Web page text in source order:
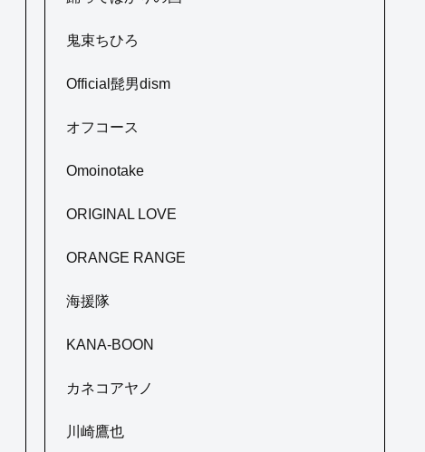
鬼束ちひろ
Official髭男dism
オフコース
Omoinotake
ORIGINAL LOVE
ORANGE RANGE
海援隊
KANA-BOON
カネコアヤノ
川崎鷹也